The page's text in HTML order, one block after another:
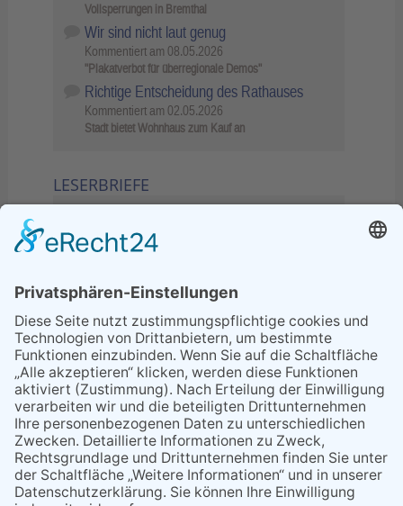
Vollsperrungen in Bremthal
Wir sind nicht laut genug
Kommentiert am 08.05.2026
"Plakatverbot für überregionale Demos"
Richtige Entscheidung des Rathauses
Kommentiert am 02.05.2026
Stadt bietet Wohnhaus zum Kauf an
LESERBRIEFE
Sperrung B455: Kleiner
Grenzverkehr statt weite Wege
21.04.2026
Wenn Bahn-Computer nicht
miteinander kommunizieren
11.03.2026
"Plakatverbot für überregionale
Demos"
04.02.2026
Gelbe Tonne – Ein kleiner Blick
über den Tellerand
04.02.2026
Plastikersparnis durch Nutzung